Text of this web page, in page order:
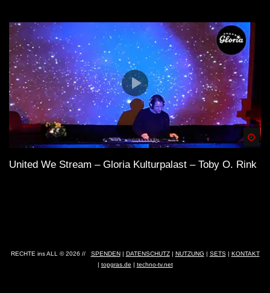
United We Stream – Gloria Kulturpalast – Toby O. Rink
RECHTE ins ALL © 2026 // SPENDEN| DATENSCHUTZ| NUTZUNG | SETS| KONTAKT
| topgras.de | techno-tv.net